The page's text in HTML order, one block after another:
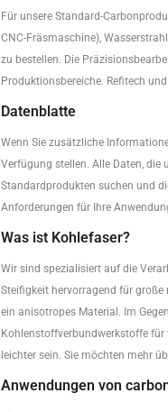
Für unsere Standard-
CNC-Fräsmaschine),
zu bestellen. Die
Produktionsbereiche. Refitech
Datenblatte
Wenn Sie zusätzliche
Verfügung stellen. Alle Daten, die
Standardprodukten suchen und
Anforderungen für Ihre
Was ist Kohlefaser?
Wir sind spezialisiert auf die
Steifigkeit hervorragend für
ein anisotropes Material. Im
Kohlenstoffverbundwerkstoffe für
leichter sein. Sie möchten mehr
Anwendungen von